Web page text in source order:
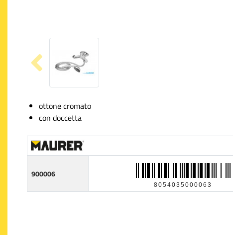
ottone cromato
con doccetta
900006
8054035000063